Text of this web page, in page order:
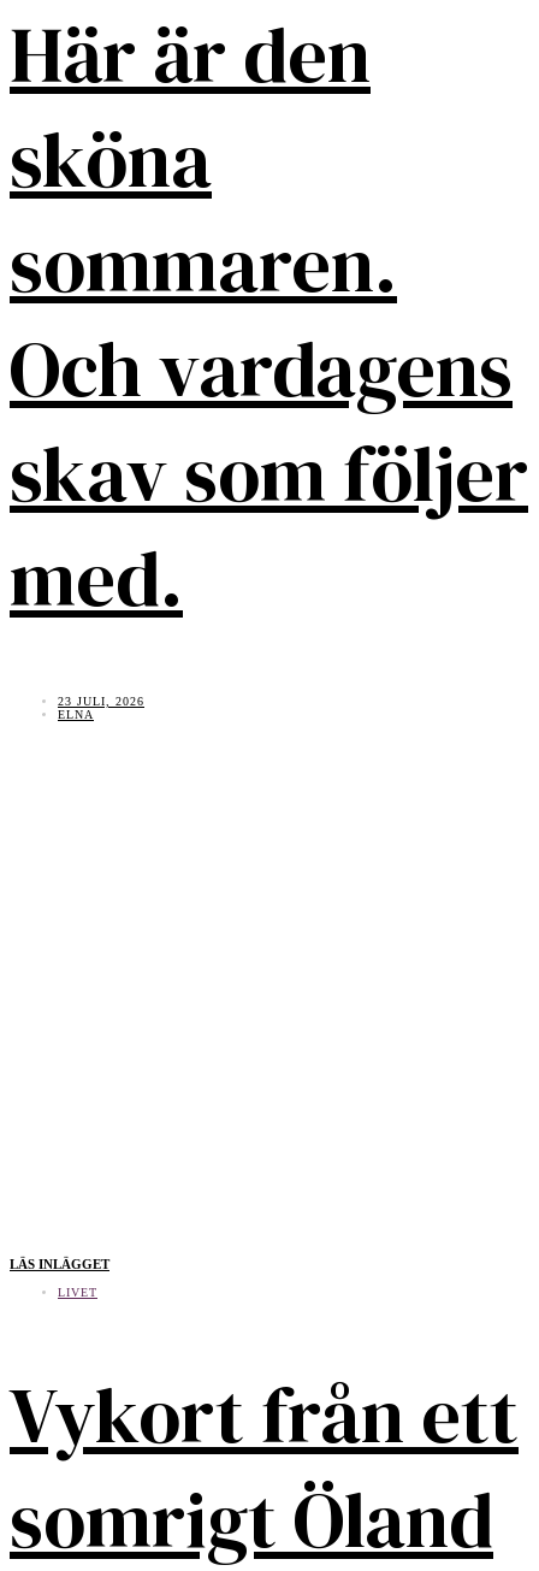
Här är den
sköna
sommaren.
Och vardagens
skav som följer
med.
23 JULI, 2026
ELNA
LÄS INLÄGGET
LIVET
Vykort från ett
somrigt Öland